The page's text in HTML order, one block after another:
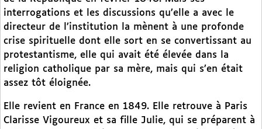
interrogations et les discussions qu’elle a avec le
directeur de l’institution la mènent à une profonde
crise spirituelle dont elle sort en se convertissant au
protestantisme, elle qui avait été élevée dans la
religion catholique par sa mère, mais qui s’en était
assez tôt éloignée.
Elle revient en France en 1849. Elle retrouve à Paris
Clarisse Vigoureux et sa fille Julie, qui se préparent à